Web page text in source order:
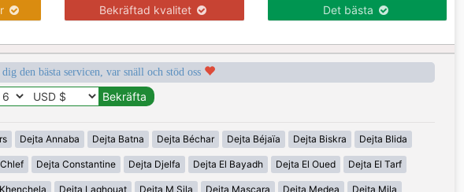
Bekräftad kvalitet Det bästa
den bästa servicen, var snäll och stöd oss
Dejta Annaba Dejta Batna Dejta Béchar Dejta Béjaïa Dejta Biskra Dejta Blida
Dejta Constantine Dejta Djelfa Dejta El Bayadh Dejta El Oued Dejta El Tarf
Dejta Laghouat Dejta M Sila Dejta Mascara Dejta Medea Dejta Mila